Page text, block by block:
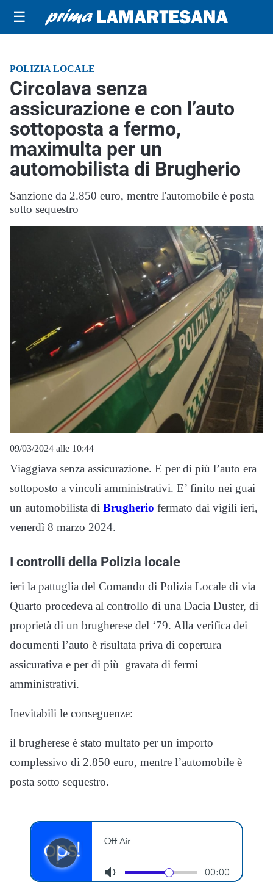
☰
POLIZIA LOCALE
Circolava senza
assicurazione e con l’auto
sottoposta a fermo,
maximulta per un
automobilista di Brugherio
Sanzione da 2.850 euro, mentre l'automobile è posta
sotto sequestro
09/03/2024 alle 10:44
Viaggiava senza assicurazione. E per di più l’auto era
sottoposto a vincoli amministrativi. E’ finito nei guai
un automobilista di Brugherio fermato dai vigili ieri,
venerdì 8 marzo 2024.
I controlli della Polizia locale
ieri la pattuglia del Comando di Polizia Locale di via
Quarto procedeva al controllo di una Dacia Duster, di
proprietà di un brugherese del ‘79. Alla verifica dei
documenti l’auto è risultata priva di copertura
assicurativa e per di più gravata di fermi
amministrativi.
Inevitabili le conseguenze:
il brugherese è stato multato per un importo
complessivo di 2.850 euro, mentre l’automobile è
posta sotto sequestro.